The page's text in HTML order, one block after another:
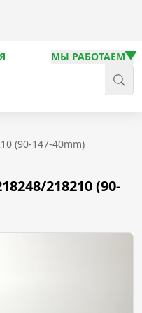
МЫ РАБОТАЕМ
(90-147-40mm)
218210 (90-